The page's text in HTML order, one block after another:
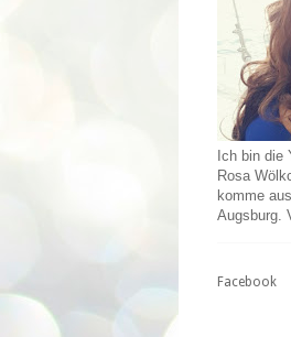
Ich bin die
Rosa
komme
Augsburg.
Facebook